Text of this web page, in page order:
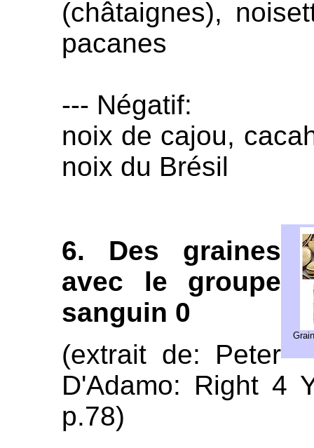
(châtaignes),
pacanes
--- Négatif:
noix de cajou,
noix du Brésil
6. Des graines
avec le groupe
sanguin 0
(extrait de: Peter
D'Adamo: Right 4
p.78)